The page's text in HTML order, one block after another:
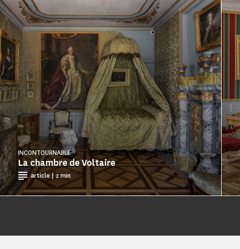
La chambre de Voltaire
INCONTOURNABLE
article | 2 min